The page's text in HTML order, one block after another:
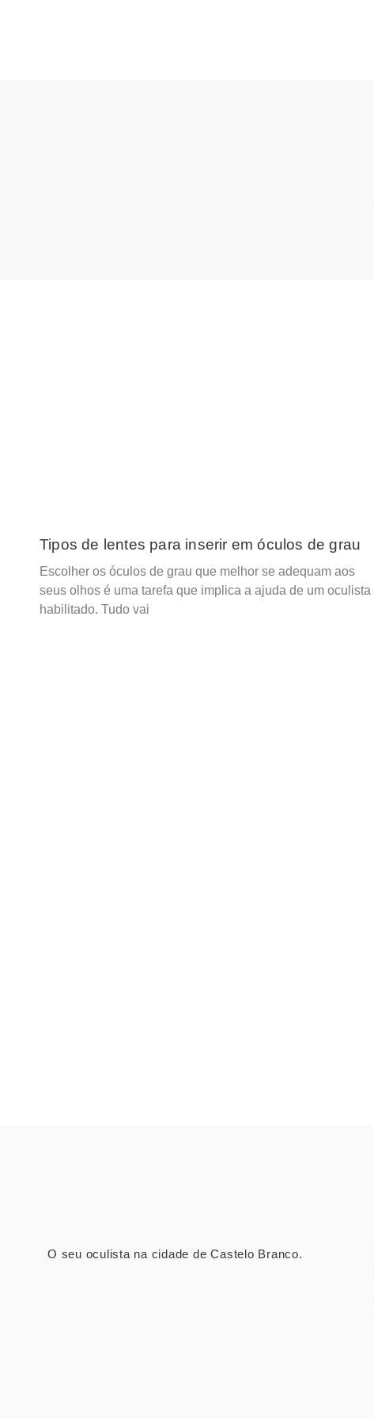
Tipos de lentes para inserir em óculos de grau
Escolher os óculos de grau que melhor se adequam aos
seus olhos é uma tarefa que implica a ajuda de um oculista
habilitado. Tudo vai
O seu oculista na cidade de Castelo Branco.